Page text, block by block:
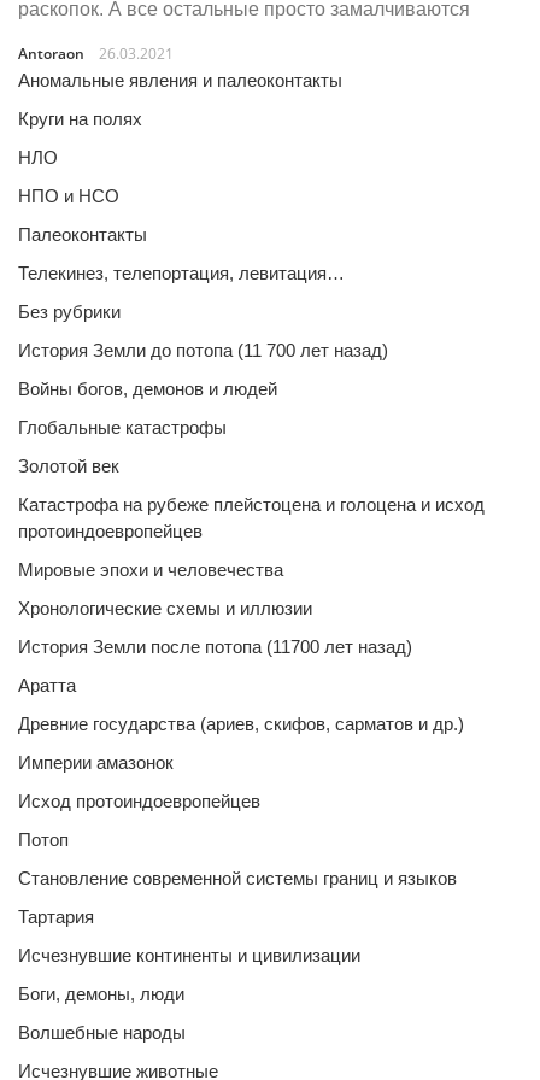
раскопок. А все остальные просто замалчиваются
Antoraon
26.03.2021
Аномальные явления и палеоконтакты
Круги на полях
НЛО
НПО и НСО
Палеоконтакты
Телекинез, телепортация, левитация…
Без рубрики
История Земли до потопа (11 700 лет назад)
Войны богов, демонов и людей
Глобальные катастрофы
Золотой век
Катастрофа на рубеже плейстоцена и голоцена и исход
протоиндоевропейцев
Мировые эпохи и человечества
Хронологические схемы и иллюзии
История Земли после потопа (11700 лет назад)
Аратта
Древние государства (ариев, скифов, сарматов и др.)
Империи амазонок
Исход протоиндоевропейцев
Потоп
Становление современной системы границ и языков
Тартария
Исчезнувшие континенты и цивилизации
Боги, демоны, люди
Волшебные народы
Исчезнувшие животные